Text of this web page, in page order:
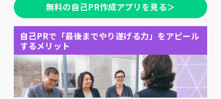
無料の自己PR作成アプリを見る＞
自己PRで「最後までやり遂げる力」をアピール
するメリット